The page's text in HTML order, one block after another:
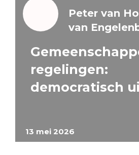
13 mei 2026
Peter van
van
regelingen:
democratisch